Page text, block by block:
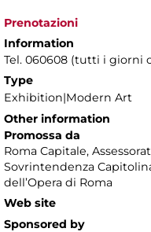
Prenotazioni
Information
Tel. 060608 (tutti i giorni
Type
Exhibition|Modern Art
Other information
Promossa da
Roma Capitale,
Sovrintendenza
dell’Opera di Roma
Web site
Sponsored by